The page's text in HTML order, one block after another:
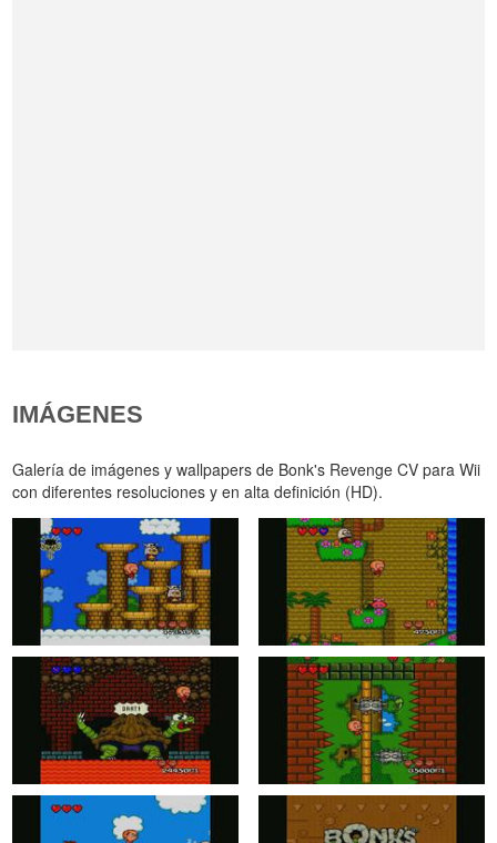
IMÁGENES
Galería de imágenes y wallpapers de Bonk's Revenge CV para Wii
con diferentes resoluciones y en alta definición (HD).